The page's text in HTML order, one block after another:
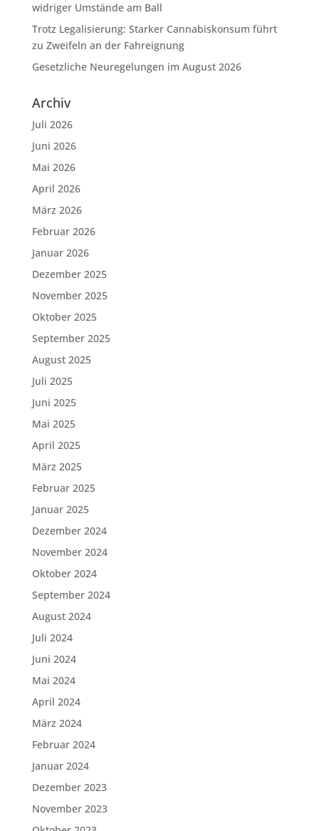
widriger Umstände am Ball
Trotz Legalisierung: Starker Cannabiskonsum führt
zu Zweifeln an der Fahreignung
Gesetzliche Neuregelungen im August 2026
Archiv
Juli 2026
Juni 2026
Mai 2026
April 2026
März 2026
Februar 2026
Januar 2026
Dezember 2025
November 2025
Oktober 2025
September 2025
August 2025
Juli 2025
Juni 2025
Mai 2025
April 2025
März 2025
Februar 2025
Januar 2025
Dezember 2024
November 2024
Oktober 2024
September 2024
August 2024
Juli 2024
Juni 2024
Mai 2024
April 2024
März 2024
Februar 2024
Januar 2024
Dezember 2023
November 2023